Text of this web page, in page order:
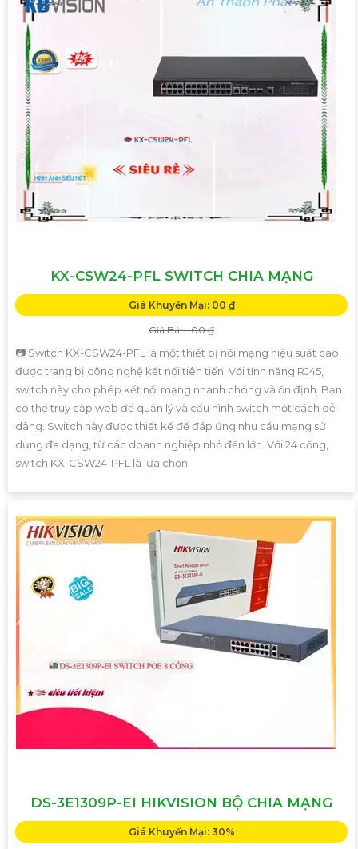
KX-CSW24-PFL SWITCH CHIA MẠNG
Giá Khuyến Mại: 00 ₫
Giá Bán: 00 ₫
📷 Switch KX-CSW24-PFL là một thiết bị nối mạng hiệu suất cao,
được trang bị công nghệ kết nối tiên tiến. Với tính năng RJ45,
switch này cho phép kết nối mạng nhanh chóng và ổn định. Bạn
có thể truy cập web để quản lý và cấu hình switch một cách dễ
dàng. Switch này được thiết kế để đáp ứng nhu cầu mạng sử
dụng đa dạng, từ các doanh nghiệp nhỏ đến lớn. Với 24 cổng,
switch KX-CSW24-PFL là lựa chọn
DS-3E1309P-EI HIKVISION BỘ CHIA MẠNG
Giá Khuyến Mại: 30%